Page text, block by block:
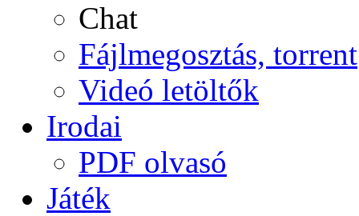
Chat
Fájlmegosztás, torrent
Videó letöltők
Irodai
PDF olvasó
Játék